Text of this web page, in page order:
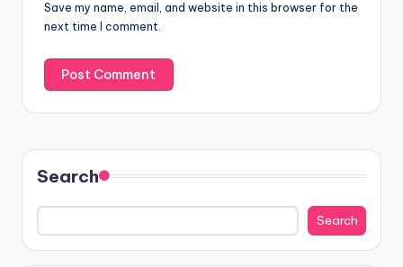
Save my name, email, and website in this browser for the
next time I comment.
Search
Search